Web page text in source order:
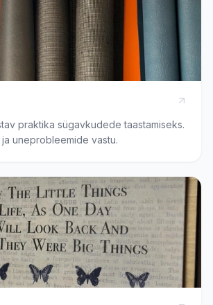
praktika sügavkudede taastamiseks.
uneprobleemide vastu.